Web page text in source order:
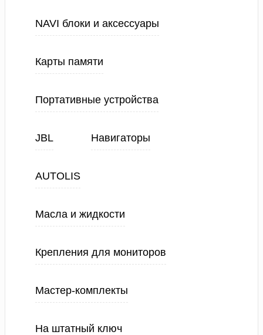
NAVI блоки и аксессуары
Карты памяти
Портативные устройства
JBL Навигаторы
AUTOLIS
Масла и жидкости
Крепления для мониторов
Мастер-комплекты
На штатный ключ